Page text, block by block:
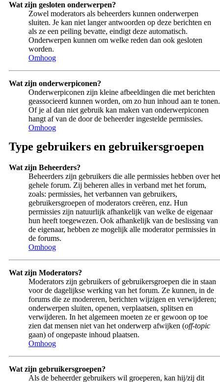
Wat zijn gesloten onderwerpen?
Zowel moderators als beheerders kunnen onderwerpen
sluiten. Je kan niet langer antwoorden op deze berichten en
als ze een peiling bevatte, eindigt deze automatisch.
Onderwerpen kunnen om welke reden dan ook gesloten
worden.
Omhoog
Wat zijn onderwerpiconen?
Onderwerpiconen zijn kleine afbeeldingen die met berichten
geassocieerd kunnen worden, om zo hun inhoud aan te tonen.
Of je al dan niet gebruik kan maken van onderwerpiconen
hangt af van de door de beheerder ingestelde permissies.
Omhoog
Type gebruikers en gebruikersgroepen
Wat zijn Beheerders?
Beheerders zijn gebruikers die alle permissies hebben over het
gehele forum. Zij beheren alles in verband met het forum,
zoals: permissies, het verbannen van gebruikers,
gebruikersgroepen of moderators creëren, enz. Hun
permissies zijn natuurlijk afhankelijk van welke de eigenaar
hun heeft toegewezen. Ook afhankelijk van de beslissing van
de eigenaar, hebben ze mogelijk alle moderator permissies in
de forums.
Omhoog
Wat zijn Moderators?
Moderators zijn gebruikers of gebruikersgroepen die in staan
voor de dagelijkse werking van het forum. Ze kunnen, in de
forums die ze modereren, berichten wijzigen en verwijderen;
onderwerpen sluiten, openen, verplaatsen, splitsen en
verwijderen. In het algemeen moeten ze er gewoon op toe
zien dat mensen niet van het onderwerp afwijken (off-topic
gaan) of ongepaste inhoud plaatsen.
Omhoog
Wat zijn gebruikersgroepen?
Als de beheerder gebruikers wil groeperen, kan hij/zij dit